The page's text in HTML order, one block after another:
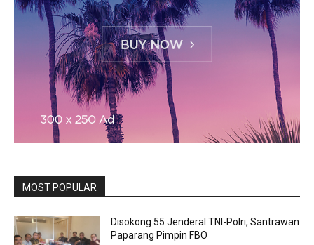
MOST POPULAR
Disokong 55 Jenderal TNI-Polri, Santrawan
Paparang Pimpin FBO